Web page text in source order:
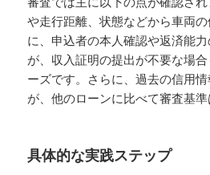
や走行距離、状態などから車両
に、申込者の本人確認や返済能
が、収入証明の提出が不要な場
ーズです。さらに、過去の信用
が、他のローンに比べて審査基準
具体的な実践ステップ